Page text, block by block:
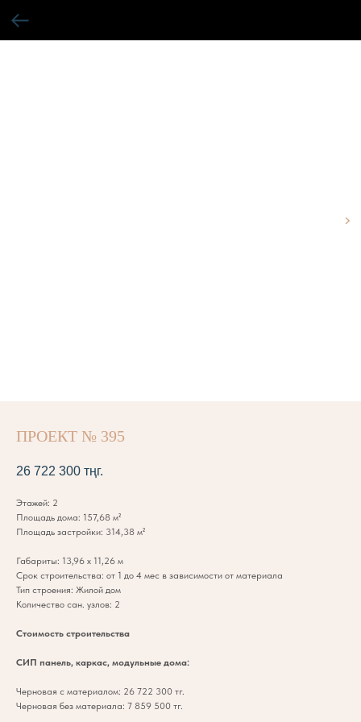
ПРОЕКТ № 395
26 722 300 тңг.
Этажей: 2
Площадь дома: 157,68 м²
Площадь застройки: 314,38 м²
Габариты: 13,96 х 11,26 м
Срок строительства: от 1 до 4 мес в зависимости от материала
Тип строения: Жилой дом
Количество сан. узлов: 2
Стоимость строительства
СИП панель, каркас, модульные дома:
Черновая с материалом: 26 722 300 тг.
Черновая без материала: 7 859 500 тг.